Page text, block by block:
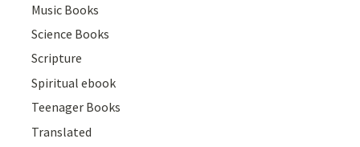
Music Books
Science Books
Scripture
Spiritual ebook
Teenager Books
Translated